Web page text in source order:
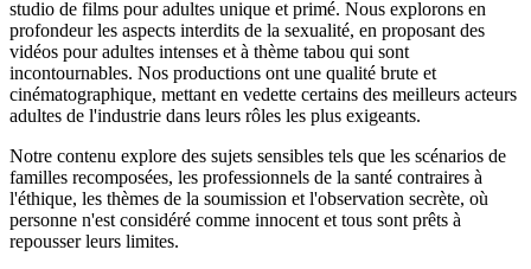
studio de films pour adultes unique et primé. Nous explorons en
profondeur les aspects interdits de la sexualité, en proposant des
vidéos pour adultes intenses et à thème tabou qui sont
incontournables. Nos productions ont une qualité brute et
cinématographique, mettant en vedette certains des meilleurs acteurs
adultes de l'industrie dans leurs rôles les plus exigeants.
Notre contenu explore des sujets sensibles tels que les scénarios de
familles recomposées, les professionnels de la santé contraires à
l'éthique, les thèmes de la soumission et l'observation secrète, où
personne n'est considéré comme innocent et tous sont prêts à
repousser leurs limites.